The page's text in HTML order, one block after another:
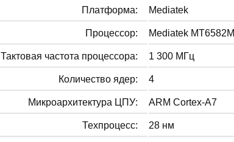
Платформа: Mediatek
Процессор: Mediatek MT6582M
Тактовая частота процессора: 1 300 МГц
Количество ядер: 4
Микроархитектура ЦПУ: ARM Cortex-A7
Техпроцесс: 28 нм